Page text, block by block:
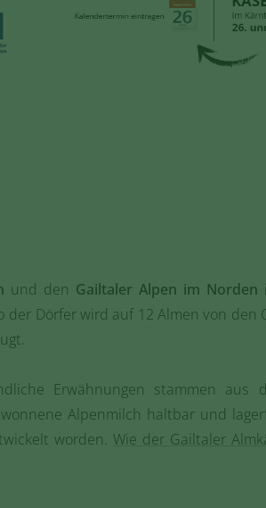
und den Gailtaler Alpen im Norden
der Dörfer wird auf 12 Almen von den
Erwähnungen stammen aus
Alpenmilch haltbar und
worden. Wie der Gailtaler